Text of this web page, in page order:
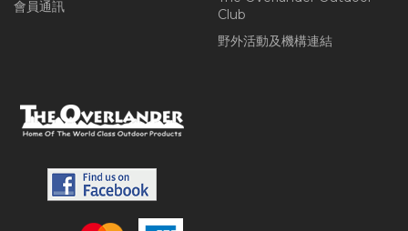
會員通訊
Club
野外活動及機構連結